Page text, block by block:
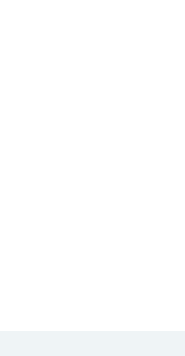
är tillgängliga för gästerna.